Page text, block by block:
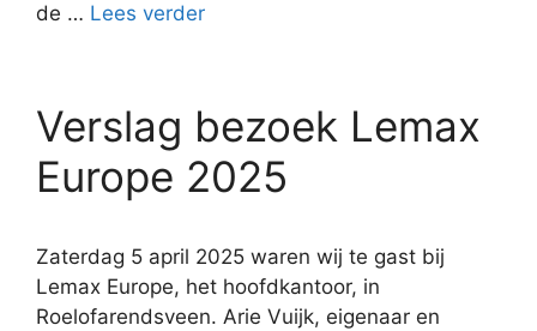
de … Lees verder
Verslag bezoek Lemax
Europe 2025
Zaterdag 5 april 2025 waren wij te gast bij
Lemax Europe, het hoofdkantoor, in
Roelofarendsveen. Arie Vuijk, eigenaar en